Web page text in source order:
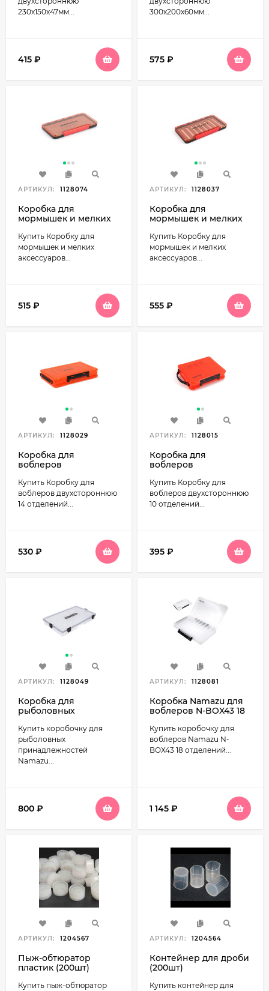
230х150х47мм...
415 ₽
300х200х60мм...
575 ₽
АРТИКУЛ: 1128074
Коробка для
мормышек и мелких
187х102х16мм Namazu
Slim Box тип В N-
BOX39
Купить Коробку для
мормышек и мелких
аксессуаров...
515 ₽
АРТИКУЛ: 1128037
Коробка для
мормышек и мелких
187х102х16мм Namazu
Slim Box тип A N-
BOX38
Купить Коробку для
мормышек и мелких
аксессуаров...
555 ₽
АРТИКУЛ: 1128029
Коробка для
воблеров
отделений 27х19х5см
Namazu N-BOX26
Купить Коробку для
воблеров двухстороннюю
14 отделений...
530 ₽
АРТИКУЛ: 1128015
Коробка для
воблеров
отделений размер
20х17х4,6см Namazu N-
BOX25
Купить Коробку для
воблеров двухстороннюю
10 отделений...
395 ₽
АРТИКУЛ: 1128049
Коробка для
рыболовных
Namazu TackleBox
WaterProof
355x230x50мм
Купить коробочку для
рыболовных
принадлежностей
Namazu...
800 ₽
АРТИКУЛ: 1128081
Коробка Namazu для
воблеров N-BOX43 18
34x22x4.7см
Купить коробочку для
воблеров Namazu N-
BOX43 18 отделений...
1 145 ₽
АРТИКУЛ: 1204567
Пыж-обтюратор
пластик (200шт)
Купить пыж-обтюратор
АРТИКУЛ: 1204564
Контейнер для дроби
(200шт)
Купить контейнер для